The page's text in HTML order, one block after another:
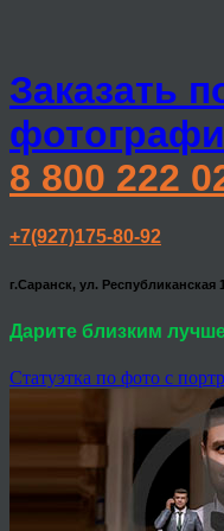
Заказать
8 800 222
+7(927)175-80-92
г.Саранск, ул. Республиканская
Дарите близким
Статуэтка по фото с